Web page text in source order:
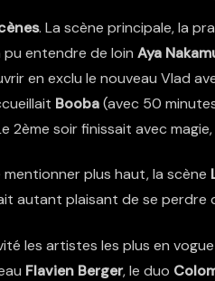
. La scène principale, la
pu entendre de loin Aya
en exclu le nouveauVlad
Booba(avec 50
2ème soir finissait avec
plus haut, la scène
autant plaisant de se perdre
les artistes les plus en
Flavien Berger, le duo